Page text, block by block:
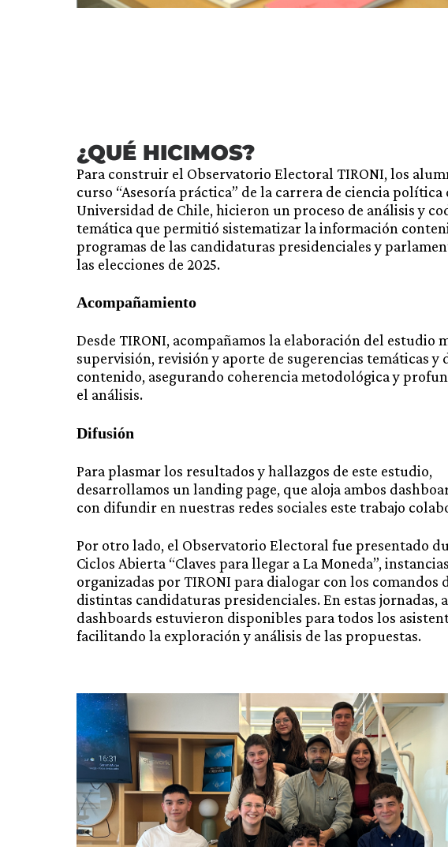
¿QUÉ HICIMOS?
Para construir el Observatorio Electoral TIRONI, los
curso “Asesoría práctica” de la carrera de ciencia política
Universidad de Chile, hicieron un proceso de análisis y
temática que permitió sistematizar la información
programas de las candidaturas presidenciales y
las elecciones de 2025.
Acompañamiento
Desde TIRONI, acompañamos la elaboración del estudio
supervisión, revisión y aporte de sugerencias temáticas y
contenido, asegurando coherencia metodológica y
el análisis.
Difusión
Para plasmar los resultados y hallazgos de este estudio,
desarrollamos un landing page, que aloja ambos
con difundir en nuestras redes sociales este trabajo
Por otro lado, el Observatorio Electoral fue presentado
Ciclos Abierta “Claves para llegar a La Moneda”, instancias
organizadas por TIRONI para dialogar con los comandos
distintas candidaturas presidenciales. En estas jornadas,
dashboards estuvieron disponibles para todos los
facilitando la exploración y análisis de las propuestas.